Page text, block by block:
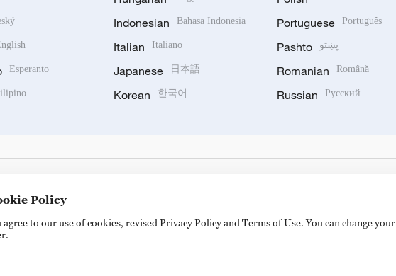
Esperanto
Indonesian Bahasa Indonesia
Italian Italiano
Japanese 日本語
Korean 한국어
Portuguese Português
Pashto پښتو
Romanian Română
Russian Русский
20000184号
Policy
to our use of cookies, revised Privacy Policy and Terms of Use. You can change your